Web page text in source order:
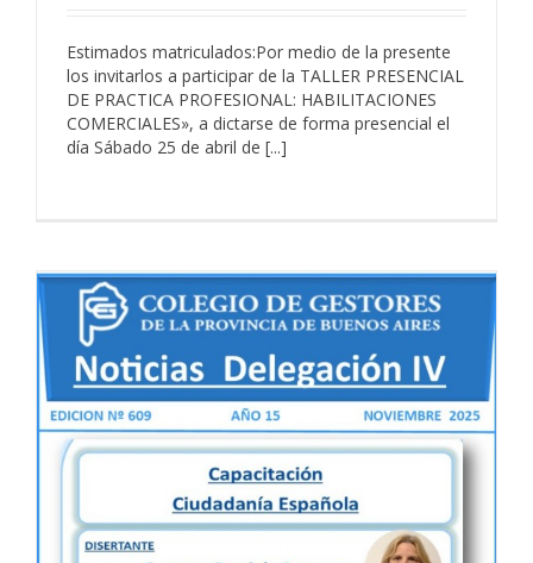
Estimados matriculados:Por medio de la presente
los invitarlos a participar de la TALLER PRESENCIAL
DE PRACTICA PROFESIONAL: HABILITACIONES
COMERCIALES», a dictarse de forma presencial el
día Sábado 25 de abril de [...]